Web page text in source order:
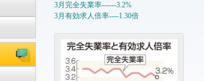
3月完全失業率------3.2%
3月有効求人倍率----1.30倍